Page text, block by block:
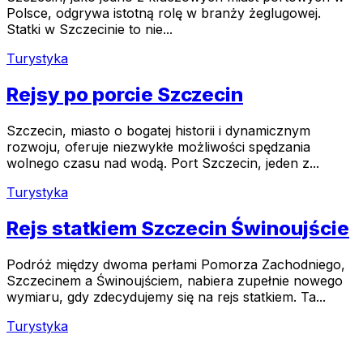
Polsce, odgrywa istotną rolę w branży żeglugowej.
Statki w Szczecinie to nie...
Turystyka
Rejsy po porcie Szczecin
Szczecin, miasto o bogatej historii i dynamicznym
rozwoju, oferuje niezwykłe możliwości spędzania
wolnego czasu nad wodą. Port Szczecin, jeden z...
Turystyka
Rejs statkiem Szczecin Świnoujście
Podróż między dwoma perłami Pomorza Zachodniego,
Szczecinem a Świnoujściem, nabiera zupełnie nowego
wymiaru, gdy zdecydujemy się na rejs statkiem. Ta...
Turystyka